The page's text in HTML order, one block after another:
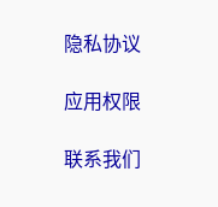
隐私协议
应用权限
联系我们